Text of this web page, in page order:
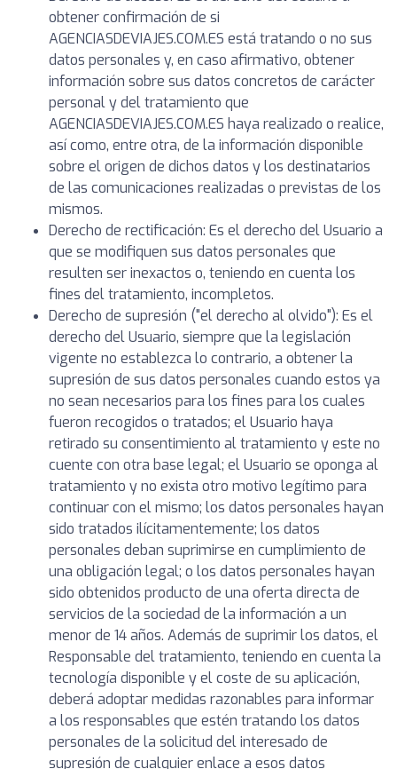
obtener confirmación de si
AGENCIASDEVIAJES.COM.ES está tratando o no sus
datos personales y, en caso afirmativo, obtener
información sobre sus datos concretos de carácter
personal y del tratamiento que
AGENCIASDEVIAJES.COM.ES haya realizado o realice,
así como, entre otra, de la información disponible
sobre el origen de dichos datos y los destinatarios
de las comunicaciones realizadas o previstas de los
mismos.
Derecho de rectificación: Es el derecho del Usuario a
que se modifiquen sus datos personales que
resulten ser inexactos o, teniendo en cuenta los
fines del tratamiento, incompletos.
Derecho de supresión ("el derecho al olvido"): Es el
derecho del Usuario, siempre que la legislación
vigente no establezca lo contrario, a obtener la
supresión de sus datos personales cuando estos ya
no sean necesarios para los fines para los cuales
fueron recogidos o tratados; el Usuario haya
retirado su consentimiento al tratamiento y este no
cuente con otra base legal; el Usuario se oponga al
tratamiento y no exista otro motivo legítimo para
continuar con el mismo; los datos personales hayan
sido tratados ilícitamentemente; los datos
personales deban suprimirse en cumplimiento de
una obligación legal; o los datos personales hayan
sido obtenidos producto de una oferta directa de
servicios de la sociedad de la información a un
menor de 14 años. Además de suprimir los datos, el
Responsable del tratamiento, teniendo en cuenta la
tecnología disponible y el coste de su aplicación,
deberá adoptar medidas razonables para informar
a los responsables que estén tratando los datos
personales de la solicitud del interesado de
supresión de cualquier enlace a esos datos